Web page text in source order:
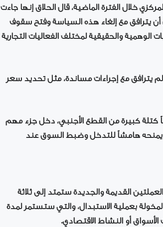
خلال الفترة الماضية، قال الحلاق إنها جاءت
يترافق مع إلغاء هذه السياسة وفتح سقوف
والحقيقية لمختلف الفعاليات التجارية
مع إجراءات مساندة، مثل تحديد سعر
كتلة كبيرة من القطع الأجنبي، دخل جزء مهم
ما يمنحه هامشاً للتدخل وضبط السوق عند
القديمة والجديدة ستمتد إلى ثلاثة
بعملية الاستبدال، والتي ستستمر لمدة
أو النشاط الاقتصادي.